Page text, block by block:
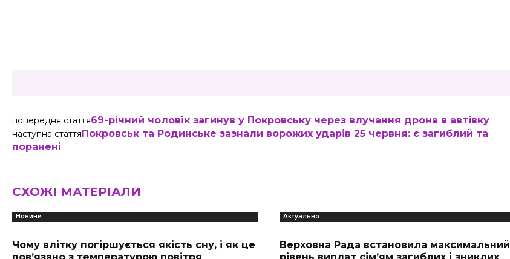
попередня стаття69-річний чоловік загинув у Покровську через влучання дрона в автівку
наступна статтяПокровськ та Родинське зазнали ворожих ударів 25 червня: є загиблий та
поранені
СХОЖІ МАТЕРІАЛИ
Новини
Чому влітку погіршується якість сну, і як це
Актуально
Верховна Рада встановила максимальний